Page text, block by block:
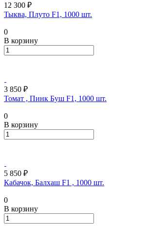
12 300 ₽
Тыква, Плуто F1, 1000 шт.
0
В корзину
3 850 ₽
Томат , Пинк Буш F1, 1000 шт.
0
В корзину
5 850 ₽
Кабачок, Балхаш F1 , 1000 шт.
0
В корзину